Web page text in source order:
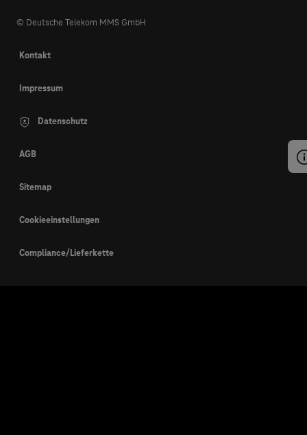
© Deutsche Telekom MMS GmbH
Kontakt
Impressum
Datenschutz
AGB
Sitemap
Cookieeinstellungen
Compliance/Lieferkette